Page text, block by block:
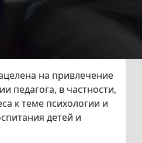
на привлечение
педагога, в частности,
к теме психологии и
детей и